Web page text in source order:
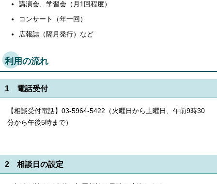
講演会、学習会（月1回程度）
コンサート（年一回）
広報誌（隔月発行）など
利用の流れ
1 電話受付
【相談受付電話】03-5964-5422（火曜日から土曜日、午前9時30
分から午後5時まで）
2 相談日の設定